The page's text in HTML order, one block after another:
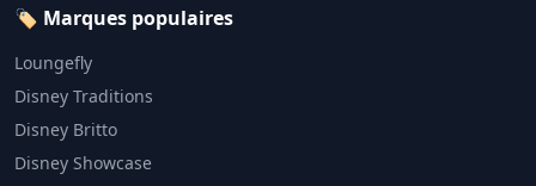
🏷️ Marques populaires
Loungefly
Disney Traditions
Disney Britto
Disney Showcase